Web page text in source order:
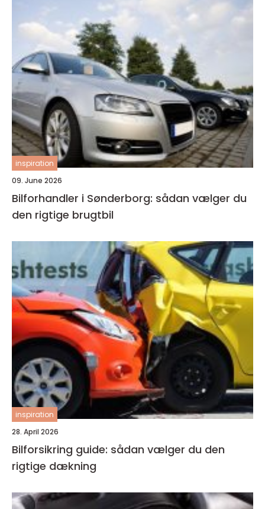
inspiration
09. June 2026
Bilforhandler i Sønderborg: sådan vælger du
den rigtige brugtbil
inspiration
28. April 2026
Bilforsikring guide: sådan vælger du den
rigtige dækning